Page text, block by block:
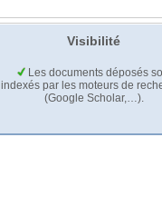
Visibilité
Les documents déposés
indexés par les moteurs de
(Google Scholar,…).